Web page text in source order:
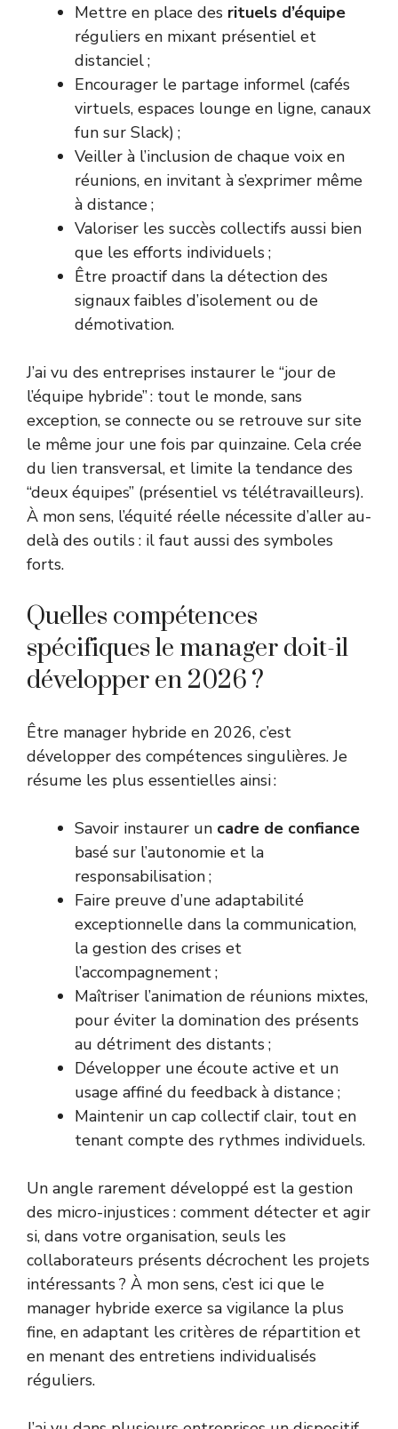
Mettre en place des rituels d’équipe
réguliers en mixant présentiel et
distanciel ;
Encourager le partage informel (cafés
virtuels, espaces lounge en ligne, canaux
fun sur Slack) ;
Veiller à l’inclusion de chaque voix en
réunions, en invitant à s’exprimer même
à distance ;
Valoriser les succès collectifs aussi bien
que les efforts individuels ;
Être proactif dans la détection des
signaux faibles d’isolement ou de
démotivation.
J’ai vu des entreprises instaurer le “jour de
l’équipe hybride” : tout le monde, sans
exception, se connecte ou se retrouve sur site
le même jour une fois par quinzaine. Cela crée
du lien transversal, et limite la tendance des
“deux équipes” (présentiel vs télétravailleurs).
À mon sens, l’équité réelle nécessite d’aller au-
delà des outils : il faut aussi des symboles
forts.
Quelles compétences
spécifiques le manager doit-il
développer en 2026 ?
Être manager hybride en 2026, c’est
développer des compétences singulières. Je
résume les plus essentielles ainsi :
Savoir instaurer un cadre de confiance
basé sur l’autonomie et la
responsabilisation ;
Faire preuve d’une adaptabilité
exceptionnelle dans la communication,
la gestion des crises et
l’accompagnement ;
Maîtriser l’animation de réunions mixtes,
pour éviter la domination des présents
au détriment des distants ;
Développer une écoute active et un
usage affiné du feedback à distance ;
Maintenir un cap collectif clair, tout en
tenant compte des rythmes individuels.
Un angle rarement développé est la gestion
des micro-injustices : comment détecter et agir
si, dans votre organisation, seuls les
collaborateurs présents décrochent les projets
intéressants ? À mon sens, c’est ici que le
manager hybride exerce sa vigilance la plus
fine, en adaptant les critères de répartition et
en menant des entretiens individualisés
réguliers.